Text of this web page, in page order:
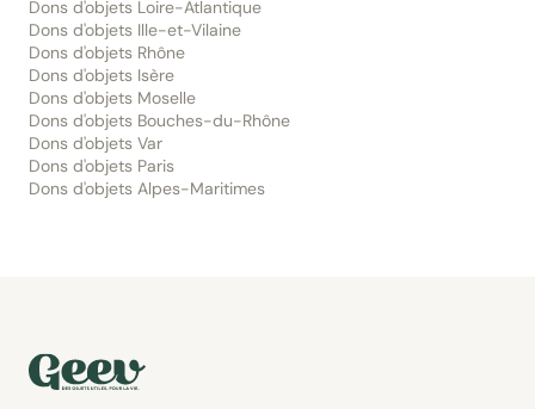
Dons d'objets Loire-Atlantique
Dons d'objets Ille-et-Vilaine
Dons d'objets Rhône
Dons d'objets Isère
Dons d'objets Moselle
Dons d'objets Bouches-du-Rhône
Dons d'objets Var
Dons d'objets Paris
Dons d'objets Alpes-Maritimes